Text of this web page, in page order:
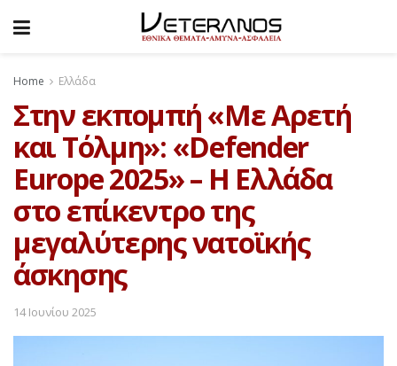
Home Ελλάδα
Στην εκπομπή «Με Αρετή
και Τόλμη»: «Defender
Europe 2025» – Η Ελλάδα
στο επίκεντρο της
μεγαλύτερης νατοϊκής
άσκησης
14 Ιουνίου 2025